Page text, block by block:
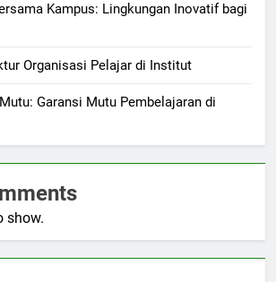
Kampus: Lingkungan Inovatif bagi
Organisasi Pelajar di Institut
Garansi Mutu Pembelajaran di
show.